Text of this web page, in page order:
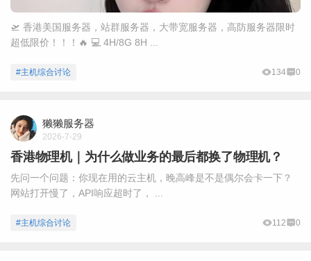
🛫 香港美国服务器，站群服务器，大带宽服务器，高防服务器限时
超低限价！！！🔥 💻 4H/8G 8H ...
#主机综合讨论 134 0
獭獭服务器
2026-7-29
香港物理机｜为什么做业务的最后都换了物理机？
先问一个问题：你现在用的云主机，晚高峰是不是偶尔会卡一下？
网站打开慢了，API响应超时了， ...
#主机综合讨论 112 0